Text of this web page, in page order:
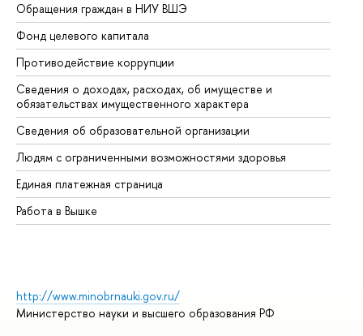
Обращения граждан в НИУ ВШЭ
Фонд целевого капитала
Противодействие коррупции
Сведения о доходах, расходах, об имуществе и
обязательствах имущественного характера
Сведения об образовательной организации
Людям с ограниченными возможностями здоровья
Единая платежная страница
Работа в Вышке
http://www.minobrnauki.gov.ru/
Министерство науки и высшего образования РФ